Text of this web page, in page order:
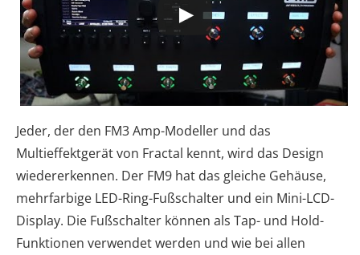
Jeder, der den FM3 Amp-Modeller und das
Multieffektgerät von Fractal kennt, wird das Design
wiedererkennen. Der FM9 hat das gleiche Gehäuse,
mehrfarbige LED-Ring-Fußschalter und ein Mini-LCD-
Display. Die Fußschalter können als Tap- und Hold-
Funktionen verwendet werden und wie bei allen